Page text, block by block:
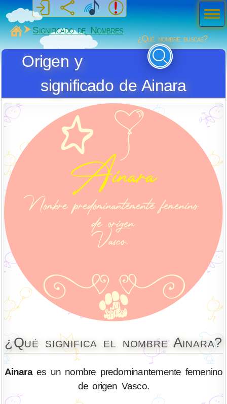
MiSabueso
Significado de Nombres
¿Qué nombre buscas?
Origen y
significado de Ainara
¿Qué significa el nombre Ainara?
Ainaraes un nombre predominantemente femenino
de origen Vasco.
Men
ú